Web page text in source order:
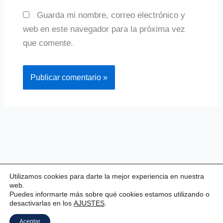
Guarda mi nombre, correo electrónico y
web en este navegador para la próxima vez
que comente.
Copyright © 2026 Valladolid Club Esgrima
Utilizamos cookies para darte la mejor experiencia en nuestra
web.
Puedes informarte más sobre qué cookies estamos utilizando o
desactivarlas en los AJUSTES
Aceptar